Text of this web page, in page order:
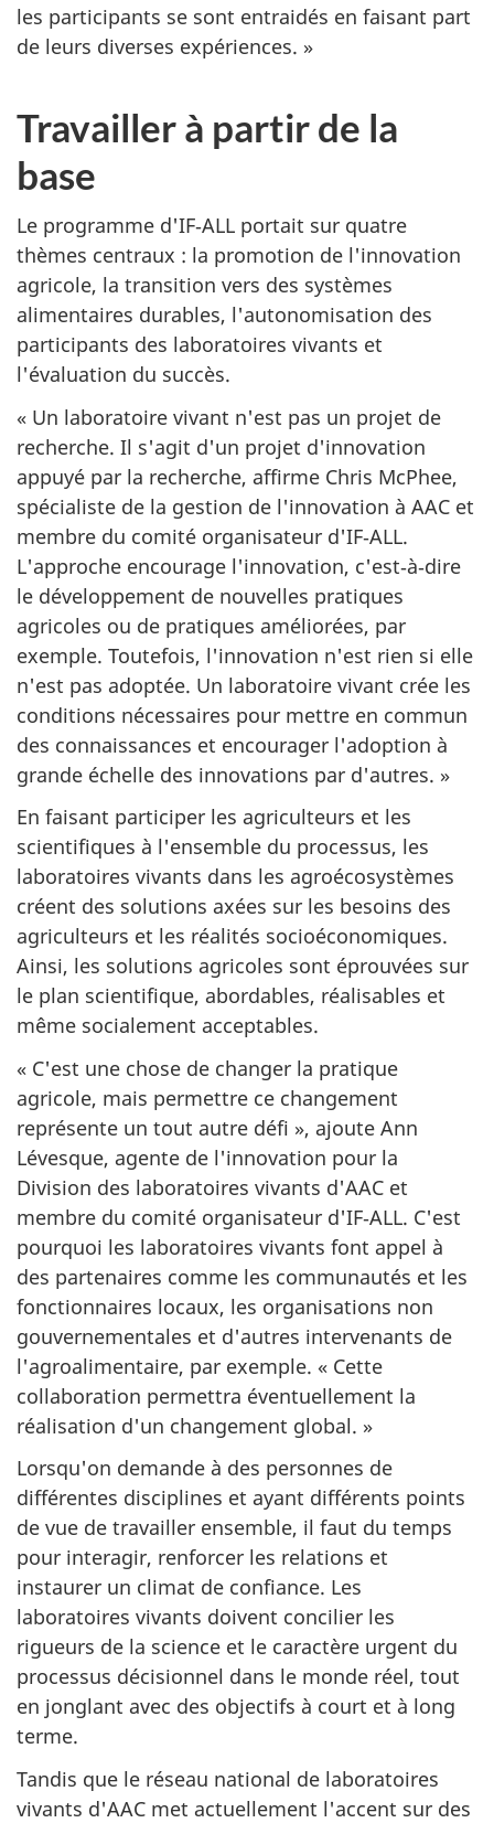
les participants se sont entraidés en faisant part
de leurs diverses expériences. »
Travailler à partir de la
base
Le programme d'IF‑ALL portait sur quatre
thèmes centraux : la promotion de l'innovation
agricole, la transition vers des systèmes
alimentaires durables, l'autonomisation des
participants des laboratoires vivants et
l'évaluation du succès.
« Un laboratoire vivant n'est pas un projet de
recherche. Il s'agit d'un projet d'innovation
appuyé par la recherche, affirme Chris McPhee,
spécialiste de la gestion de l'innovation à AAC et
membre du comité organisateur d'IF‑ALL.
L'approche encourage l'innovation, c'est‑à‑dire
le développement de nouvelles pratiques
agricoles ou de pratiques améliorées, par
exemple. Toutefois, l'innovation n'est rien si elle
n'est pas adoptée. Un laboratoire vivant crée les
conditions nécessaires pour mettre en commun
des connaissances et encourager l'adoption à
grande échelle des innovations par d'autres. »
En faisant participer les agriculteurs et les
scientifiques à l'ensemble du processus, les
laboratoires vivants dans les agroécosystèmes
créent des solutions axées sur les besoins des
agriculteurs et les réalités socioéconomiques.
Ainsi, les solutions agricoles sont éprouvées sur
le plan scientifique, abordables, réalisables et
même socialement acceptables.
« C'est une chose de changer la pratique
agricole, mais permettre ce changement
représente un tout autre défi », ajoute Ann
Lévesque, agente de l'innovation pour la
Division des laboratoires vivants d'AAC et
membre du comité organisateur d'IF‑ALL. C'est
pourquoi les laboratoires vivants font appel à
des partenaires comme les communautés et les
fonctionnaires locaux, les organisations non
gouvernementales et d'autres intervenants de
l'agroalimentaire, par exemple. « Cette
collaboration permettra éventuellement la
réalisation d'un changement global. »
Lorsqu'on demande à des personnes de
différentes disciplines et ayant différents points
de vue de travailler ensemble, il faut du temps
pour interagir, renforcer les relations et
instaurer un climat de confiance. Les
laboratoires vivants doivent concilier les
rigueurs de la science et le caractère urgent du
processus décisionnel dans le monde réel, tout
en jonglant avec des objectifs à court et à long
terme.
Tandis que le réseau national de laboratoires
vivants d'AAC met actuellement l'accent sur des